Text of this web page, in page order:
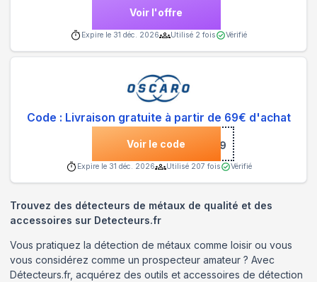
Voir l'offre
Expire le 31 déc. 2026 Utilisé 2 fois Vérifié
Code : Livraison gratuite à partir de 69€ d'achat
Voir le code ***69
Expire le 31 déc. 2026 Utilisé 207 fois Vérifié
Trouvez des détecteurs de métaux de qualité et des
accessoires sur Detecteurs.fr
Vous pratiquez la détection de métaux comme loisir ou vous
vous considérez comme un prospecteur amateur ? Avec
Détecteurs.fr, acquérez des outils et accessoires de détection